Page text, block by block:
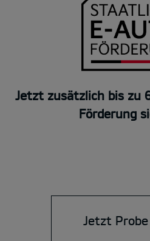
Jetzt zusätzlich bis zu
Förderung
Jetzt